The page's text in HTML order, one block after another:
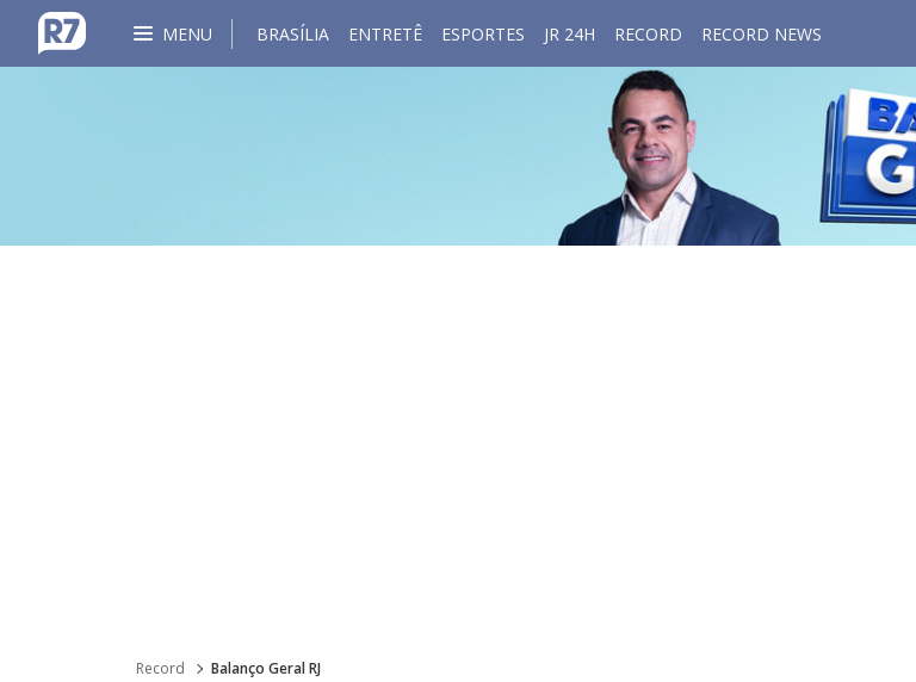
MENU BRASÍLIA ENTRETÊ ESPORTES JR 24H RECORD RECORD NEWS
Record Balanço Geral RJ